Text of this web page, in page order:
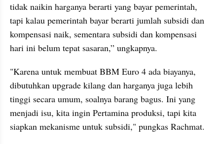
tidak naikin harganya berarti yang bayar pemerintah,
tapi kalau pemerintah bayar berarti jumlah subsidi dan
kompensasi naik, sementara subsidi dan kompensasi
hari ini belum tepat sasaran,” ungkapnya.
"Karena untuk membuat BBM Euro 4 ada biayanya,
dibutuhkan upgrade kilang dan harganya juga lebih
tinggi secara umum, soalnya barang bagus. Ini yang
menjadi isu, kita ingin Pertamina produksi, tapi kita
siapkan mekanisme untuk subsidi," pungkas Rachmat.